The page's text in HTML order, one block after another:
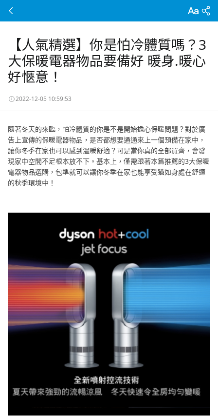
【人氣精選】你是怕冷體質嗎？3
大保暖電器物品要備好 暖身.暖心
好愜意！
2022-12-05 10:59:53
隨著冬天的來臨，怕冷體質的你是不是開始擔心保暖問題？對於廣
告上宣傳的保暖電器物品，是否都想要通通來上一個預備在家中，
讓你冬季在家也可以感到溫暖舒適？可是當你真的全部買齊，會發
現家中空間不足根本放不下。基本上，僅需跟著本篇推薦的3大保暖
電器物品選購，包準就可以讓你冬季在家也能享受猶如身處在舒適
的秋季環境中！